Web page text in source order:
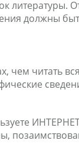
должны
читать